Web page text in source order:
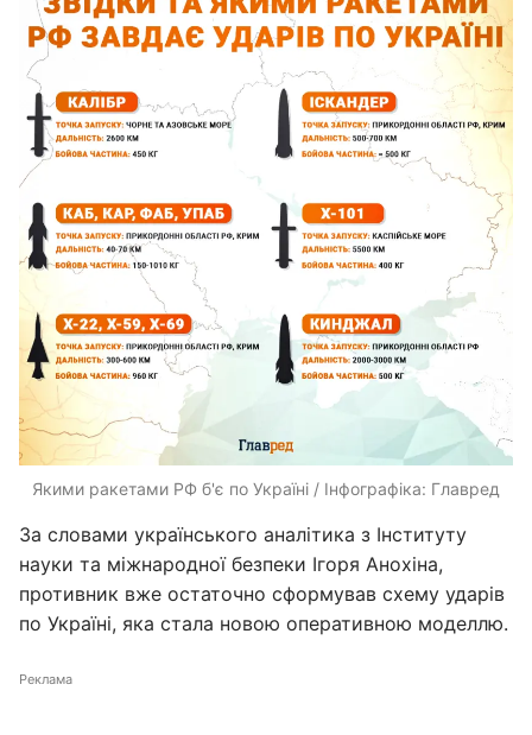
Якими ракетами РФ б'є по Україні / Інфографіка: Главред
За словами українського аналітика з Інституту
науки та міжнародної безпеки Ігоря Анохіна,
противник вже остаточно сформував схему ударів
по Україні, яка стала новою оперативною моделлю.
Реклама